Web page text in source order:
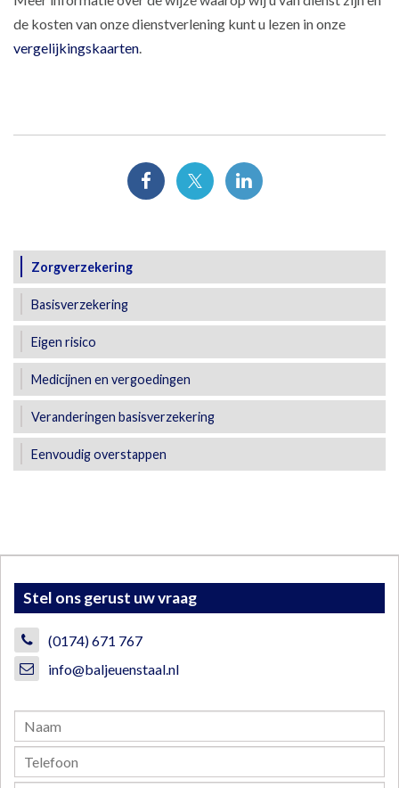
de kosten van onze dienstverlening kunt u lezen in onze
vergelijkingskaarten
Zorgverzekering
Basisverzekering
Eigen risico
Medicijnen en vergoedingen
Veranderingen basisverzekering
Eenvoudig overstappen
Stel ons gerust uw vraag
(0174) 671 767
info@baljeuenstaal.nl